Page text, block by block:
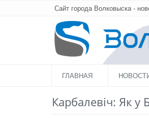
Сайт города Волковыска -
ГЛАВНАЯ
Карбалевiч: Як у